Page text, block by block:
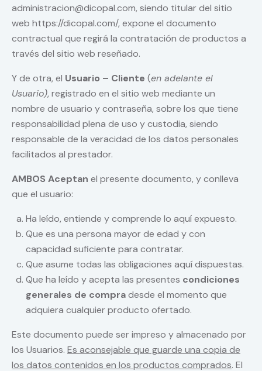
administracion@dicopal.com, siendo titular del sitio
web https://dicopal.com/, expone el documento
contractual que regirá la contratación de productos a
través del sitio web reseñado.
Y de otra, el Usuario – Cliente (en adelante el
Usuario), registrado en el sitio web mediante un
nombre de usuario y contraseña, sobre los que tiene
responsabilidad plena de uso y custodia, siendo
responsable de la veracidad de los datos personales
facilitados al prestador.
AMBOS Aceptan el presente documento, y conlleva
que el usuario:
Ha leído, entiende y comprende lo aquí expuesto.
Que es una persona mayor de edad y con
capacidad suficiente para contratar.
Que asume todas las obligaciones aquí dispuestas.
Que ha leído y acepta las presentes condiciones
generales de compradesde el momento que
adquiera cualquier producto ofertado.
Este documento puede ser impreso y almacenado por
los Usuarios. Es aconsejable que guarde una copia de
los datos contenidos en los productos comprados. El